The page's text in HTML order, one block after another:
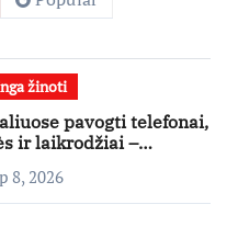
žinoti
pavogti telefonai,
ir laikrodžiai –
primena apie
finansines rizikas
8, 2026